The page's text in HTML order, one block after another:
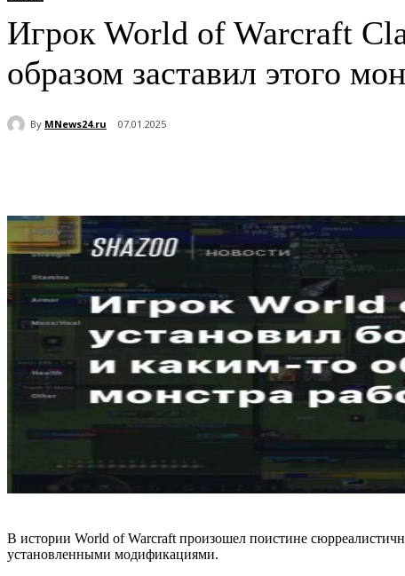
Игрок World of Warcraft
образом заставил этого
By MNews24.ru 07.01.2025
В истории World of Warcraft произошел поистине
установленными модификациями.